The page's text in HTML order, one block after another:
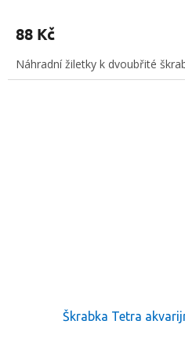
88 Kč
Náhradní žiletky k dvoubřité
Škrabka Tetra